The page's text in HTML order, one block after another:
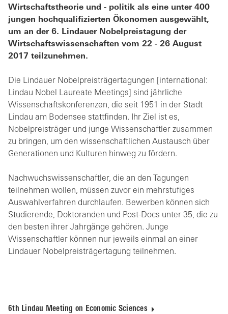
Wirtschaftstheorie und - politik als eine unter 400
jungen hochqualifizierten Ökonomen ausgewählt,
um an der 6. Lindauer Nobelpreistagung der
Wirtschaftswissenschaften vom 22 - 26 August
2017 teilzunehmen.
Die Lindauer Nobelpreisträgertagungen [international:
Lindau Nobel Laureate Meetings] sind jährliche
Wissenschaftskonferenzen, die seit 1951 in der Stadt
Lindau am Bodensee stattfinden. Ihr Ziel ist es,
Nobelpreisträger und junge Wissenschaftler zusammen
zu bringen, um den wissenschaftlichen Austausch über
Generationen und Kulturen hinweg zu fördern.
Nachwuchswissenschaftler, die an den Tagungen
teilnehmen wollen, müssen zuvor ein mehrstufiges
Auswahlverfahren durchlaufen. Bewerben können sich
Studierende, Doktoranden und Post-Docs unter 35, die zu
den besten ihrer Jahrgänge gehören. Junge
Wissenschaftler können nur jeweils einmal an einer
Lindauer Nobelpreisträgertagung teilnehmen.
6th Lindau Meeting on Economic Sciences